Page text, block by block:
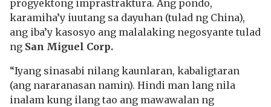
progyektong imprastraktura. Ang pondo,
karamiha’y iuutang sa dayuhan (tulad ng China),
ang iba’y kasosyo ang malalaking negosyante tulad
ng San Miguel Corp.
“Iyang sinasabi nilang kaunlaran, kabaligtaran
(ang nararanasan namin). Hindi man lang nila
inalam kung ilang tao ang mawawalan ng